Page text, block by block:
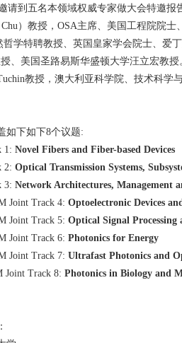
到五名本领域权威专家做大会特邀报
Chu）教授，OSA主席、美国工程院院
哲学特聘教授、英国皇家学会院士、爱
、美国圣路易斯华盛顿大学汪立宏教
教授，澳大利亚科学院、技术科
如下如下8个议题:
1: Novel Fibers and Fiber-based Devices
2: Optical Transmission Systems,
3: Network Architectures, Management
Joint Track 4: Optoelectronic Devices
Joint Track 5: Optical Signal Processing
Joint Track 6: Photonics for Energy
Joint Track 7: Ultrafast Photonics and
Joint Track 8: Photonics in Biology and
：